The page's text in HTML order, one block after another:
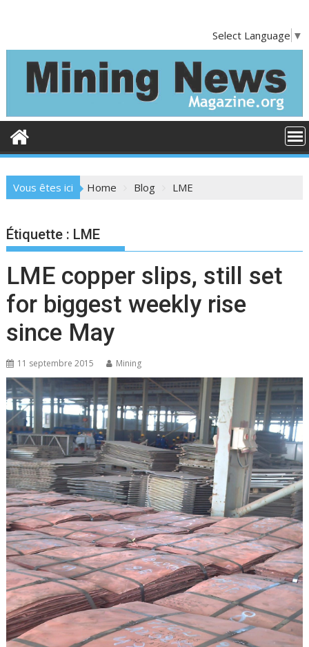
Select Language ▼
Vous êtes ici Home Blog LME
Étiquette : LME
LME copper slips, still set
for biggest weekly rise
since May
11 septembre 2015 Mining